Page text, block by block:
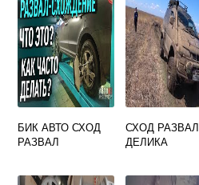
БИК АВТО СХОД
РАЗВАЛ
СХОД РАЗВАЛ
ДЕЛИКА